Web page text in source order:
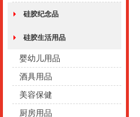
硅胶纪念品
硅胶生活用品
婴幼儿用品
酒具用品
美容保健
厨房用品